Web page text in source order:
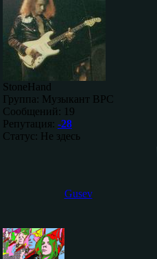
StoneHand
Группа: Музыкант ВРС
Сообщений: 19
Репутация: -28
Статус: Не здесь
Gusev